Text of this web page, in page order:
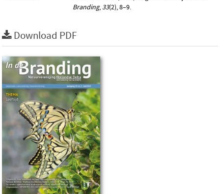
Branding, 33(2), 8–9.
Download PDF